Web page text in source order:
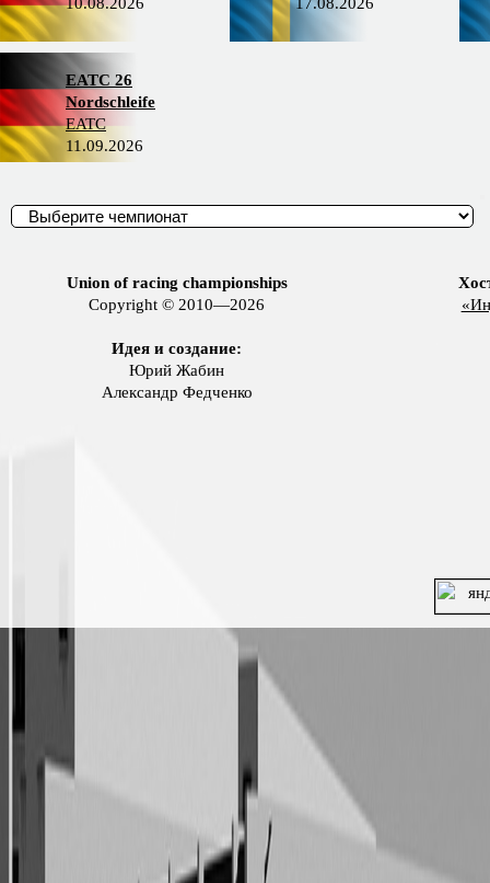
EATC 26
Nordschleife
EATC
11.09.2026
Union of racing championships
Copyright © 2010—2026
Идея и создание:
Юрий Жабин
Александр Федченко